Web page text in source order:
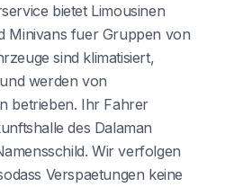
bietet Limousinen
Minivans fuer Gruppen von
sind klimatisiert,
werden von
betrieben. Ihr Fahrer
des Dalaman
Wir verfolgen
Verspaetungen keine